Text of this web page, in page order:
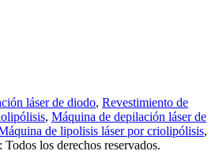
láser de diodo, Revestimiento de
, Máquina de depilación láser de
de lipolisis láser por criolipólisis,
los derechos reservados.